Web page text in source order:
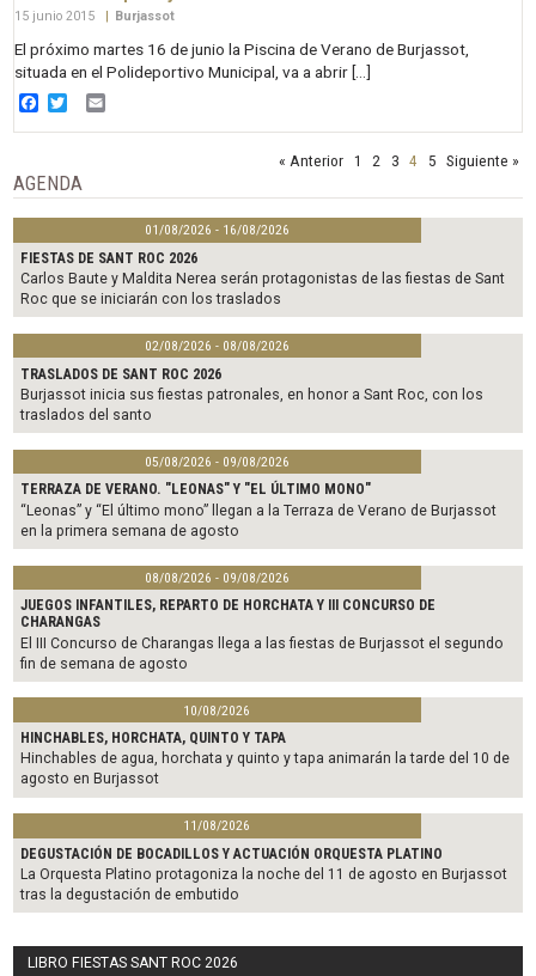
15 junio 2015 Burjassot
El próximo martes 16 de junio la Piscina de Verano de Burjassot,
situada en el Polideportivo Municipal, va a abrir […]
Facebook
Twitter
« Anterior 1 2 3 4 5 Siguiente »
AGENDA
01/08/2026 - 16/08/2026
FIESTAS DE SANT ROC 2026
Carlos Baute y Maldita Nerea serán protagonistas de las fiestas de Sant
Roc que se iniciarán con los traslados
02/08/2026 - 08/08/2026
TRASLADOS DE SANT ROC 2026
Burjassot inicia sus fiestas patronales, en honor a Sant Roc, con los
traslados del santo
05/08/2026 - 09/08/2026
TERRAZA DE VERANO. "LEONAS" Y "EL ÚLTIMO MONO"
“Leonas” y “El último mono” llegan a la Terraza de Verano de Burjassot
en la primera semana de agosto
08/08/2026 - 09/08/2026
JUEGOS INFANTILES, REPARTO DE HORCHATA Y III CONCURSO DE
CHARANGAS
El III Concurso de Charangas llega a las fiestas de Burjassot el segundo
fin de semana de agosto
10/08/2026
HINCHABLES, HORCHATA, QUINTO Y TAPA
Hinchables de agua, horchata y quinto y tapa animarán la tarde del 10 de
agosto en Burjassot
11/08/2026
DEGUSTACIÓN DE BOCADILLOS Y ACTUACIÓN ORQUESTA PLATINO
La Orquesta Platino protagoniza la noche del 11 de agosto en Burjassot
tras la degustación de embutido
LIBRO FIESTAS SANT ROC 2026